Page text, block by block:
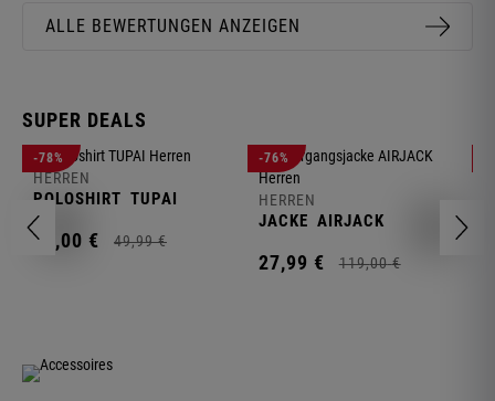
ALLE BEWERTUNGEN ANZEIGEN
SUPER DEALS
-78%
HERREN
POLOSHIRT TUPAI
11,00 € 49,99 €
-76%
HERREN
JACKE AIRJACK
27,99 € 119,00 €